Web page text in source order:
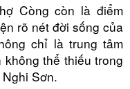
Còng còn là điểm
rõ nét đời sống của
chỉ là trung tâm
thể thiếu trong
Sơn.